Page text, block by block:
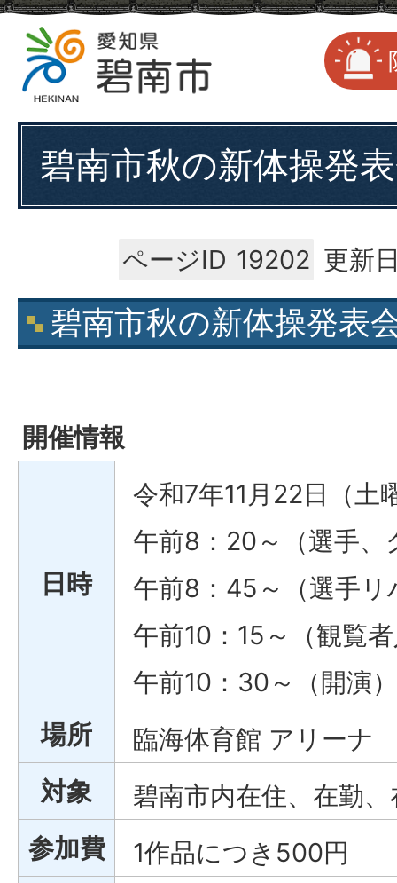
碧南市秋の新体操発
ページID 19202 更新
碧南市秋の新体操発表
開催情報
日時
令和7年11月22日（土
午前8：20～（選手、
午前8：45～（選手リ
午前10：15～（観覧
午前10：30～（開演）
場所
臨海体育館 アリーナ
対象
碧南市内在住、在勤
参加費
1作品につき500円